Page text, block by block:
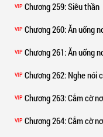
VIP Chương 259: Siêu thần
VIP Chương 260: Ăn uống
VIP Chương 261: Ăn uống
VIP Chương 262: Nghe nói
VIP Chương 263: Cắm cờ
VIP Chương 264: Cắm cờ